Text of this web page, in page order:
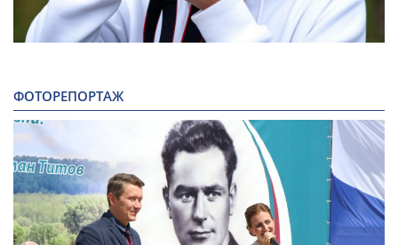
ФОТОРЕПОРТАЖ